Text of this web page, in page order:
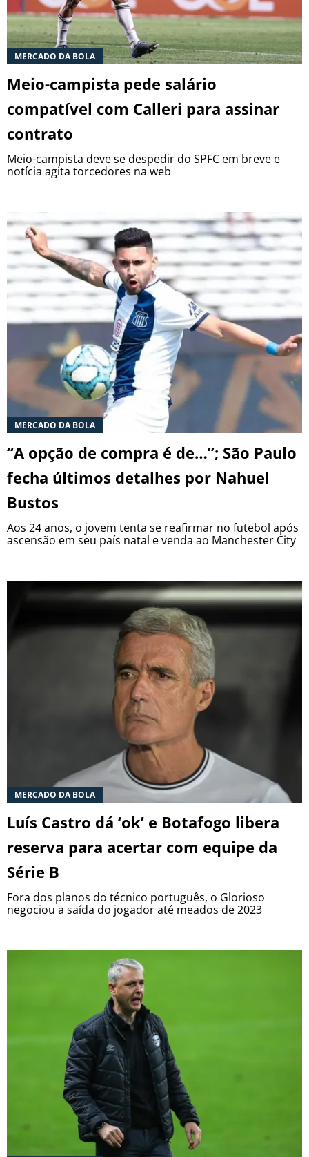
MERCADO DA BOLA
Meio-campista pede salário
compatível com Calleri para assinar
contrato
Meio-campista deve se despedir do SPFC em breve e
notícia agita torcedores na web
MERCADO DA BOLA
“A opção de compra é de…”; São Paulo
fecha últimos detalhes por Nahuel
Bustos
Aos 24 anos, o jovem tenta se reafirmar no futebol após
ascensão em seu país natal e venda ao Manchester City
MERCADO DA BOLA
Luís Castro dá ‘ok’ e Botafogo libera
reserva para acertar com equipe da
Série B
Fora dos planos do técnico português, o Glorioso
negociou a saída do jogador até meados de 2023